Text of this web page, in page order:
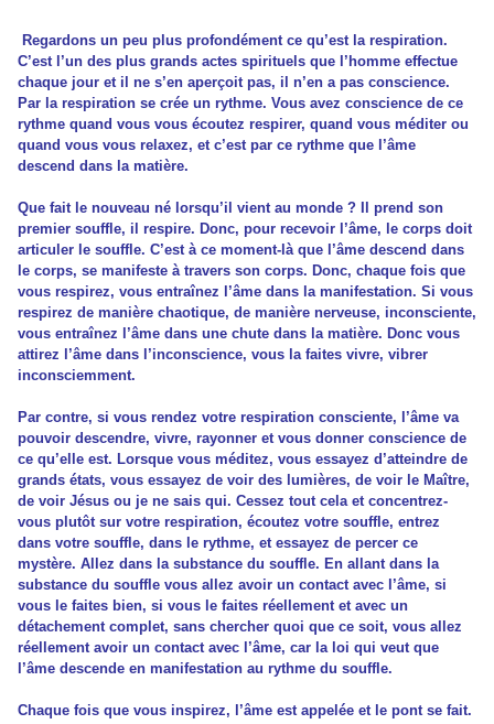
Regardons un peu plus profondément ce qu’est la respiration.
C’est l’un des plus grands actes spirituels que l’homme effectue
chaque jour et il ne s’en aperçoit pas, il n’en a pas conscience.
Par la respiration se crée un rythme. Vous avez conscience de ce
rythme quand vous vous écoutez respirer, quand vous méditer ou
quand vous vous relaxez, et c’est par ce rythme que l’âme
descend dans la matière.
Que fait le nouveau né lorsqu’il vient au monde ? Il prend son
premier souffle, il respire. Donc, pour recevoir l’âme, le corps doit
articuler le souffle. C’est à ce moment-là que l’âme descend dans
le corps, se manifeste à travers son corps. Donc, chaque fois que
vous respirez, vous entraînez l’âme dans la manifestation. Si vous
respirez de manière chaotique, de manière nerveuse, inconsciente,
vous entraînez l’âme dans une chute dans la matière. Donc vous
attirez l’âme dans l’inconscience, vous la faites vivre, vibrer
inconsciemment.
Par contre, si vous rendez votre respiration consciente, l’âme va
pouvoir descendre, vivre, rayonner et vous donner conscience de
ce qu’elle est. Lorsque vous méditez, vous essayez d’atteindre de
grands états, vous essayez de voir des lumières, de voir le Maître,
de voir Jésus ou je ne sais qui. Cessez tout cela et concentrez-
vous plutôt sur votre respiration, écoutez votre souffle, entrez
dans votre souffle, dans le rythme, et essayez de percer ce
mystère. Allez dans la substance du souffle. En allant dans la
substance du souffle vous allez avoir un contact avec l’âme, si
vous le faites bien, si vous le faites réellement et avec un
détachement complet, sans chercher quoi que ce soit, vous allez
réellement avoir un contact avec l’âme, car la loi qui veut que
l’âme descende en manifestation au rythme du souffle.
Chaque fois que vous inspirez, l’âme est appelée et le pont se fait.